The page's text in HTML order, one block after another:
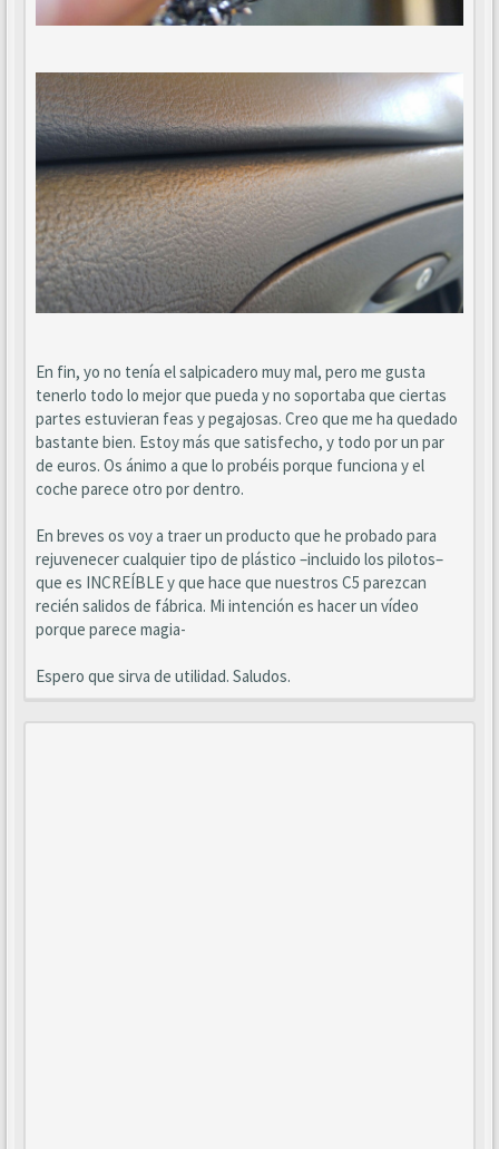
En fin, yo no tenía el salpicadero muy mal, pero me gusta
tenerlo todo lo mejor que pueda y no soportaba que ciertas
partes estuvieran feas y pegajosas. Creo que me ha quedado
bastante bien. Estoy más que satisfecho, y todo por un par
de euros. Os ánimo a que lo probéis porque funciona y el
coche parece otro por dentro.
En breves os voy a traer un producto que he probado para
rejuvenecer cualquier tipo de plástico –incluido los pilotos–
que es INCREÍBLE y que hace que nuestros C5 parezcan
recién salidos de fábrica. Mi intención es hacer un vídeo
porque parece magia-
Espero que sirva de utilidad. Saludos.